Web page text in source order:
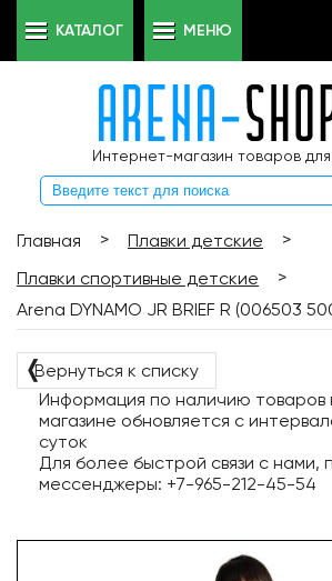
Интернет-магазин товаров
КАТАЛОГ МЕНЮ
Главная > Плавки детские
>
Плавки спортивные детские
>
Arena DYNAMO JR BRIEF R (006503
❬Вернуться к списку
Информация по наличию товаров
магазине обновляется с
суток
Для более быстрой связи с нами,
мессенджеры: +7-965-212-45-54